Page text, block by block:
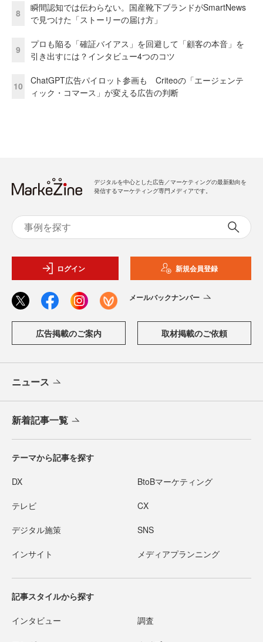
8
瞬間認知では伝わらない。国産靴下ブランドがSmartNews
で見つけた「ストーリーの届け方」
9
プロも陥る「確証バイアス」を回避して「顧客の本音」を
引き出すには？インタビュー4つのコツ
10
ChatGPT広告パイロット参画も Criteoの「エージェンテ
ィック・コマース」が変える広告の判断
デジタルを中心とした広告／マーケティングの最新動向を
発信するマーケティング専門メディアです。
ログイン 新規会員登録
メールバックナンバー
広告掲載のご案内 取材掲載のご依頼
ニュース
新着記事一覧
テーマから記事を探す
DX BtoBマーケティング
テレビ CX
デジタル施策 SNS
インサイト メディアプランニング
記事スタイルから探す
インタビュー 調査